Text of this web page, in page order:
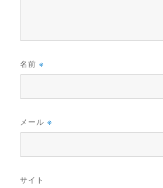
名前※
メール※
サイト